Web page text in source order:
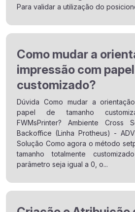
Para validar a utilização do
Como mudar a
impressão com
customizado?
Dúvida Como mudar a
papel de tamanho
FWMsPrinter? Ambiente Cross
Backoffice (Linha Protheus) -
Solução Como agora o método
tamanho totalmente
parâmetro seja igual a 0, o...